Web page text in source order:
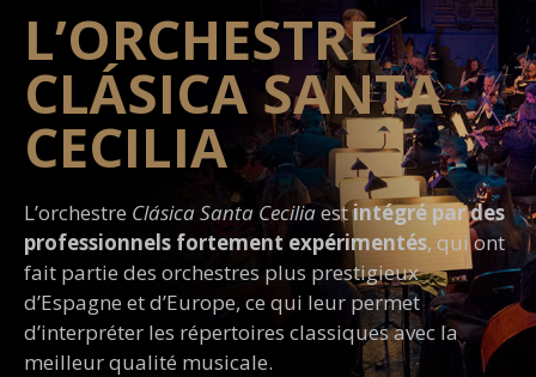
L’ORCHESTRE
CLÁSICA SANTA
CECILIA
L’orchestre Clásica Santa Ceciliaestintégré par des
professionnels fortement expérimentés, qui ont
fait partie des orchestres plus prestigieux
d’Espagne et d’Europe, ce qui leur permet
d’interpréter les répertoires classiques avec la
meilleur qualité musicale.